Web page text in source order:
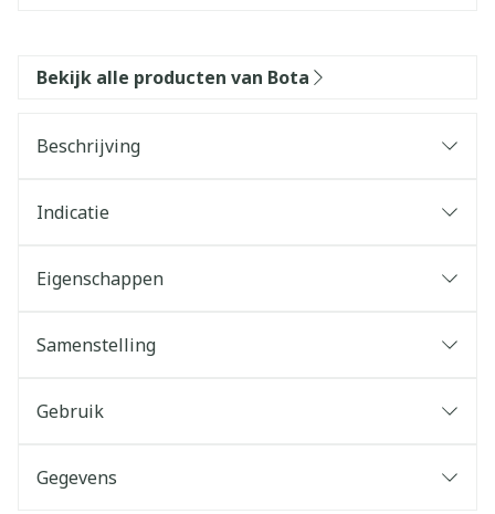
Bekijk alle producten van Bota
Beschrijving
Indicatie
Eigenschappen
Samenstelling
Gebruik
Gegevens